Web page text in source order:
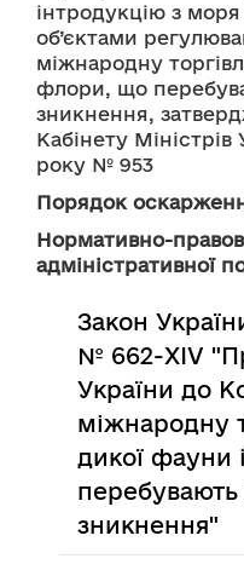
інтродукцію з моря
об’єктами
міжнародну
флори, що
зникнення,
Кабінету
року № 953
Порядок
Нормативно-
адміністративної
Закон
№ 662-XIV
України до
міжнародну
дикої фауни
перебувають
зникнення"